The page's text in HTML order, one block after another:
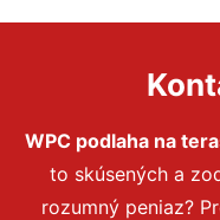
WPC podlaha na
to skúsených a
rozumný peniaz?